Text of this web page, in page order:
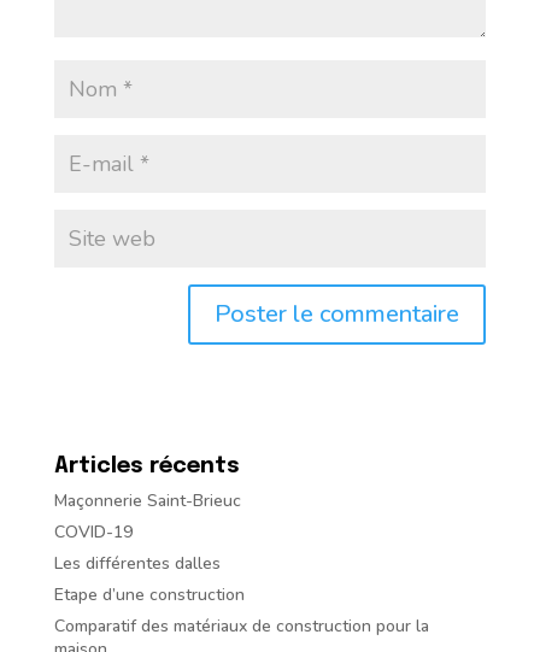
Articles récents
Maçonnerie Saint-Brieuc
COVID-19
Les différentes dalles
Etape d’une construction
Comparatif des matériaux de construction pour la